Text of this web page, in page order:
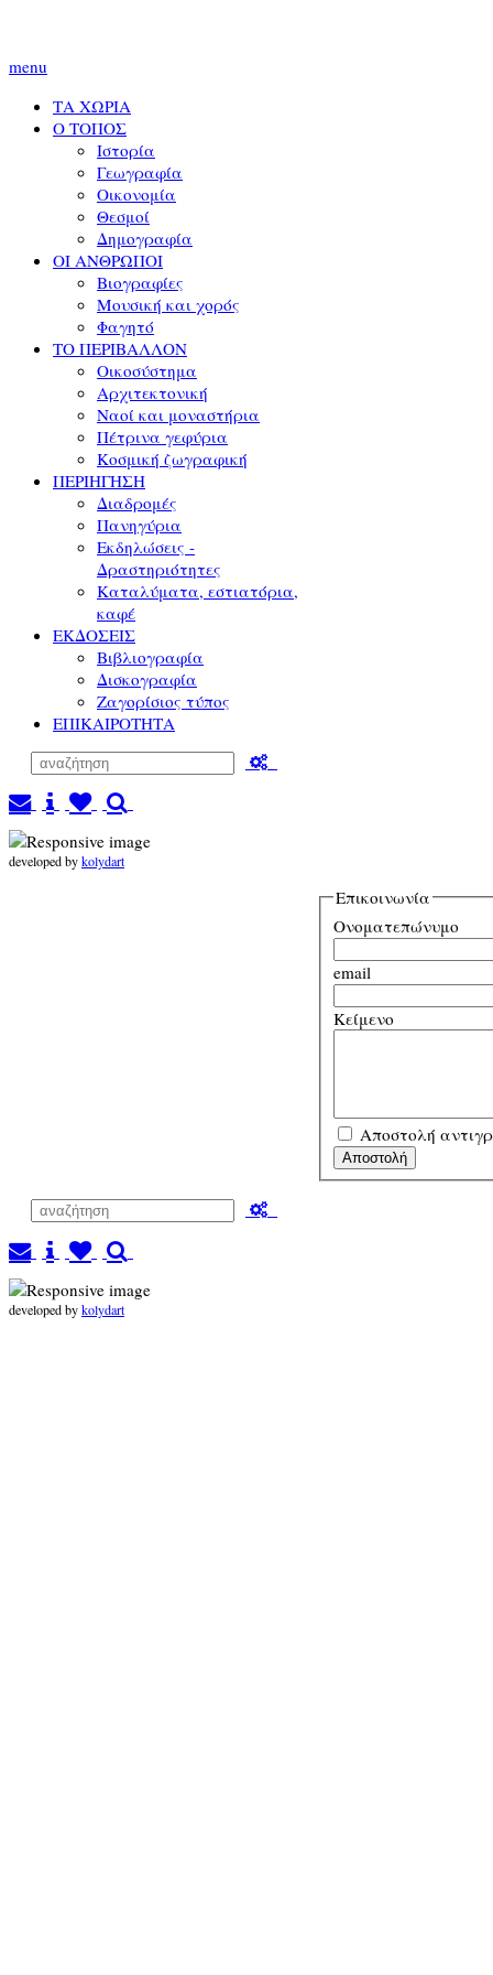
menu
ΤΑ ΧΩΡΙΑ
Ο ΤΟΠΟΣ
Ιστορία
Γεωγραφία
Οικονομία
Θεσμοί
Δημογραφία
ΟΙ ΑΝΘΡΩΠΟΙ
Βιογραφίες
Μουσική και χορός
Φαγητό
ΤΟ ΠΕΡΙΒΑΛΛΟΝ
Οικοσύστημα
Αρχιτεκτονική
Ναοί και μοναστήρια
Πέτρινα γεφύρια
Κοσμική ζωγραφική
ΠΕΡΙΗΓΗΣΗ
Διαδρομές
Πανηγύρια
Εκδηλώσεις -
Δραστηριότητες
Καταλύματα, εστιατόρια,
καφέ
ΕΚΔΟΣΕΙΣ
Βιβλιογραφία
Δισκογραφία
Ζαγορίσιος τύπος
ΕΠΙΚΑΙΡΟΤΗΤΑ
developed bykolydart
Επικοινωνία
Ονοματεπώνυμο
email
Κείμενο
Αποστολή
developed bykolydart